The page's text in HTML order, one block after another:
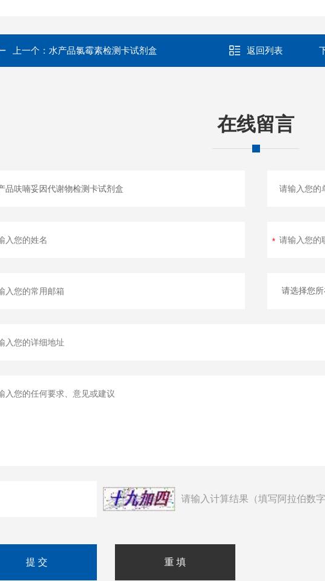
上一个： 水产品氯霉素检测卡试剂盒 返回列表
在线留言
请输入计算结果（填写阿拉伯数